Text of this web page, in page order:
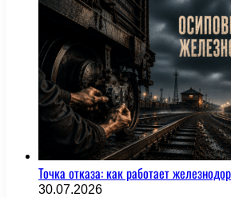
Точка отказа: как работает
30.07.2026